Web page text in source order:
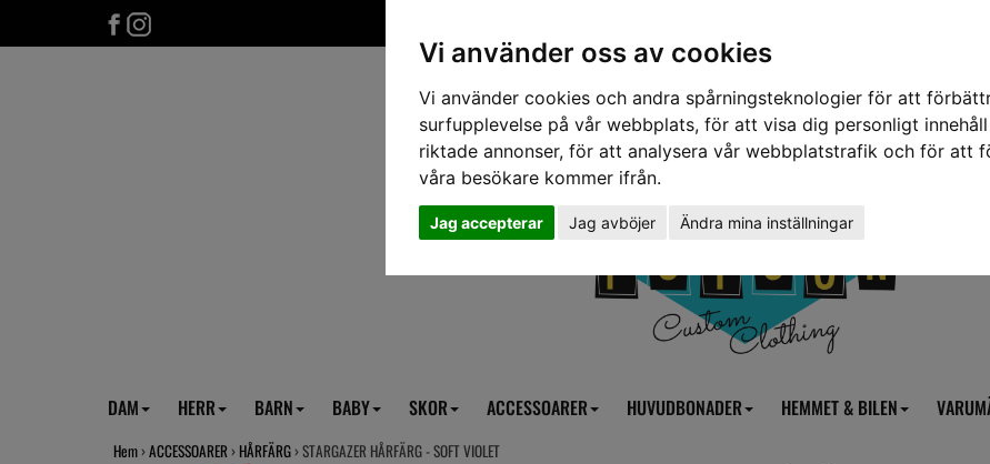
Vi använder oss av cookies
Vi använder cookies och andra spårningsteknologier för att
surfupplevelse på vår webbplats, för att visa dig personligt
riktade annonser, för att analysera vår webbplatstrafik och för att
våra besökare kommer ifrån.
Jag accepterar Jag avböjer Ändra mina inställningar
DAM HERR BARN BABY SKOR ACCESSOARER HUVUDBONADER HEMMET & BILEN
Hem ›ACCESSOARER › HÅRFÄRG › STARGAZER HÅRFÄRG - SOFT VIOLET